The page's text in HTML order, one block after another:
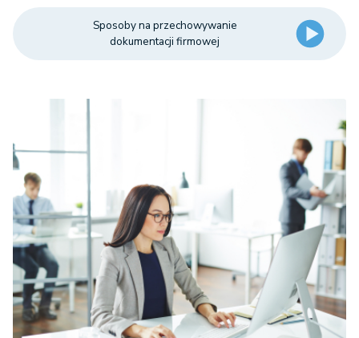
Sposoby na przechowywanie
dokumentacji firmowej